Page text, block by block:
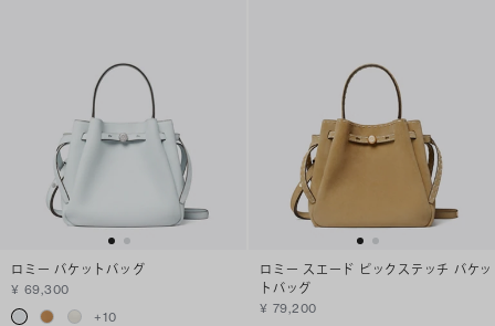
ロミー バケットバッグ
¥ 69,300
+10
ロミー スエード ピックステッチ バケッ
トバッグ
¥ 79,200